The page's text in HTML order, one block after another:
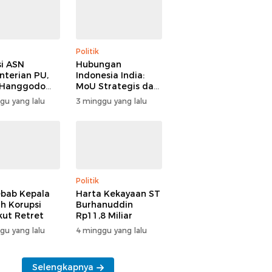
ASN
PU,
yang lalu
Politik
Hubungan
Indonesia India:
MoU Strategis dan
Tantangan Baru
3 minggu yang lalu
Kepala
Korupsi
Retret
yang lalu
Politik
Harta Kekayaan ST
Burhanuddin
Rp11,8 Miliar
4 minggu yang lalu
Selengkapnya